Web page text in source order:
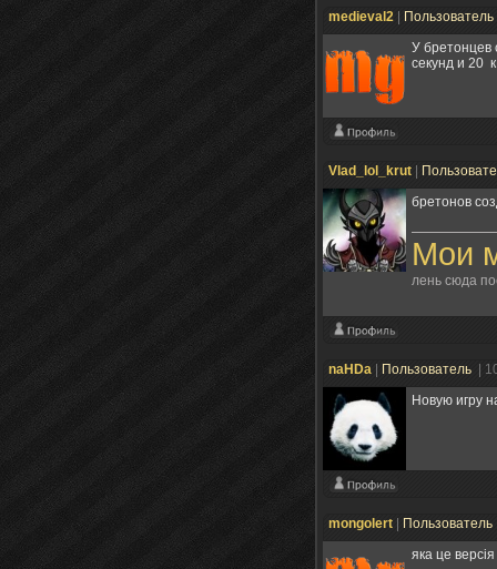
medieval2
Пользователь
У бретонцев
секунд и 20
Vlad_lol_krut
бретонов
Мои
лень сюда
naHDa Пользователь
|
Новую игру
mongolert Пользователь
яка це